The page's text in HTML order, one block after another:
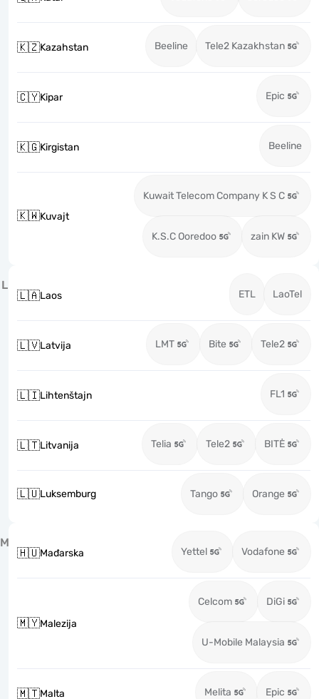
🇰🇿Kazahstan Beeline Tele2 Kazakhstan
🇨🇾Kipar Epic
🇰🇬Kirgistan Beeline
🇰🇼Kuvajt
Kuwait Telecom Company K S C
K.S.C Ooredoo zain KW
L
🇱🇦Laos ETL LaoTel
🇱🇻Latvija LMT Bite Tele2
🇱🇮Lihtenštajn FL1
🇱🇹Litvanija Telia Tele2 BITĖ
🇱🇺Luksemburg Tango Orange
M
🇭🇺Mađarska Yettel Vodafone
🇲🇾Malezija
Celcom DiGi
U-Mobile Malaysia
🇲🇹Malta Melita Epic